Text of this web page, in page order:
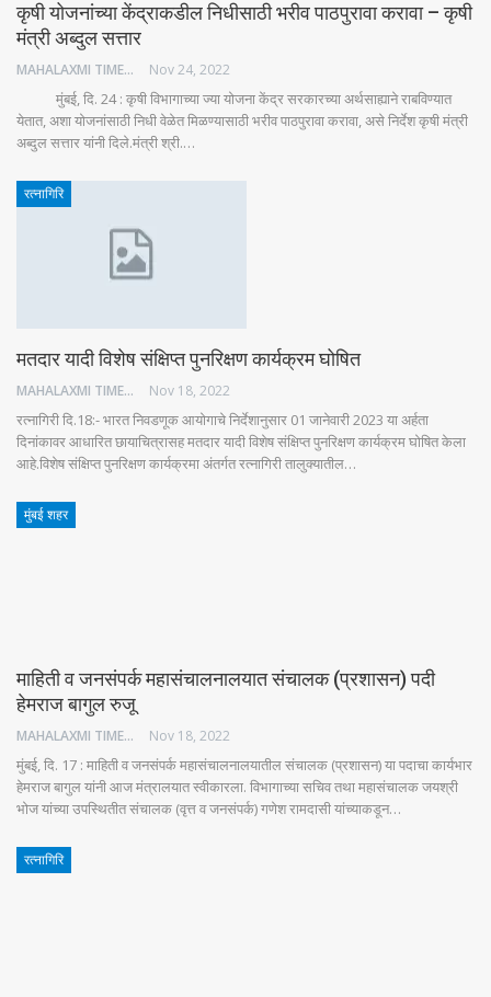
कृषी योजनांच्या केंद्राकडील निधीसाठी भरीव पाठपुरावा करावा – कृषी
मंत्री अब्दुल सत्तार
MAHALAXMI TIMES Nov 24, 2022
मुंबई, दि. 24 : कृषी विभागाच्या ज्या योजना केंद्र सरकारच्या अर्थसाह्याने राबविण्यात
येतात, अशा योजनांसाठी निधी वेळेत मिळण्यासाठी भरीव पाठपुरावा करावा, असे निर्देश कृषी मंत्री
अब्दुल सत्तार यांनी दिले.मंत्री श्री.…
रत्नागिरि
मतदार यादी विशेष संक्षिप्त पुनरिक्षण कार्यक्रम घोषित
MAHALAXMI TIMES Nov 18, 2022
रत्नागिरी दि.18:- भारत निवडणूक आयोगाचे निर्देशानुसार 01 जानेवारी 2023 या अर्हता
दिनांकावर आधारित छायाचित्रासह मतदार यादी विशेष संक्षिप्त पुनरिक्षण कार्यक्रम घोषित केला
आहे.विशेष संक्षिप्त पुनरिक्षण कार्यक्रमा अंतर्गत रत्नागिरी तालुक्यातील…
मुंबई शहर
माहिती व जनसंपर्क महासंचालनालयात संचालक (प्रशासन) पदी
हेमराज बागुल रुजू
MAHALAXMI TIMES Nov 18, 2022
मुंबई, दि. 17 : माहिती व जनसंपर्क महासंचालनालयातील संचालक (प्रशासन) या पदाचा कार्यभार
हेमराज बागुल यांनी आज मंत्रालयात स्वीकारला. विभागाच्या सचिव तथा महासंचालक जयश्री
भोज यांच्या उपस्थितीत संचालक (वृत्त व जनसंपर्क) गणेश रामदासी यांच्याकडून…
रत्नागिरि